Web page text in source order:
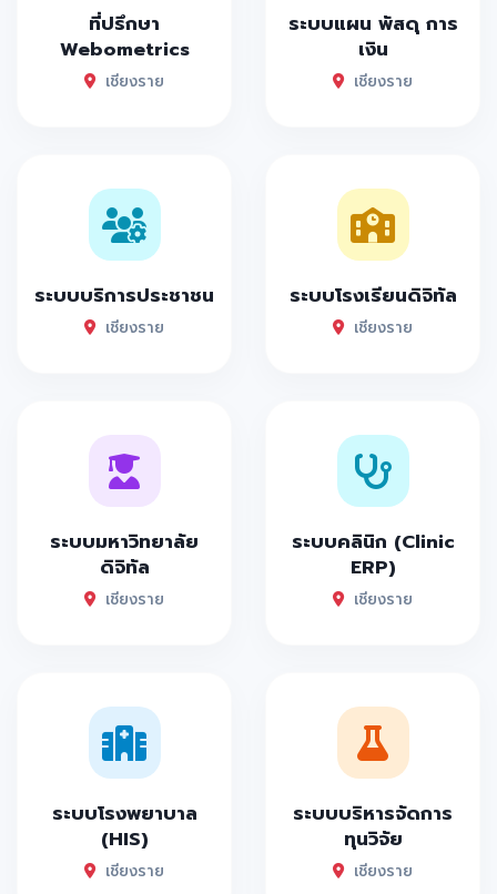
ที่ปรึกษา
Webometrics
เชียงราย
ระบบแผน พัสดุ การ
เงิน
เชียงราย
ระบบบริการประชาชน
เชียงราย
ระบบโรงเรียนดิจิทัล
เชียงราย
ระบบมหาวิทยาลัย
ดิจิทัล
เชียงราย
ระบบคลินิก (Clinic
ERP)
เชียงราย
ระบบโรงพยาบาล
(HIS)
เชียงราย
ระบบบริหารจัดการ
ทุนวิจัย
เชียงราย